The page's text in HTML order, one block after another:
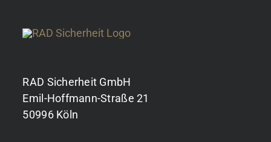
RAD Sicherheit GmbH
Emil-Hoffmann-Straße 21
50996 Köln